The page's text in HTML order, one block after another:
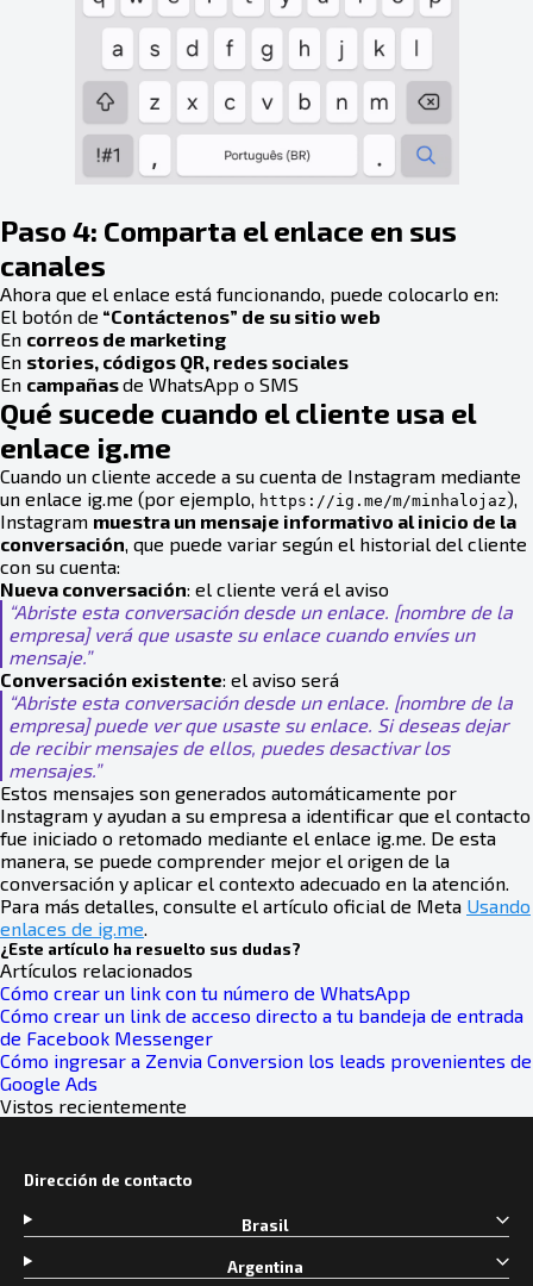
Paso 4: Comparta el enlace en sus
canales
Ahora que el enlace está funcionando, puede colocarlo en:
El botón de “Contáctenos” de su sitio web
En correos de marketing
En stories, códigos QR, redes sociales
En campañasde WhatsApp o SMS
Qué sucede cuando el cliente usa el
enlace ig.me
Cuando un cliente accede a su cuenta de Instagram mediante
un enlace ig.me (por ejemplo,
https://ig.me/m/minhalojaz),
Instagram muestra un mensaje informativo al inicio de la
conversación , que puede variar según el historial del cliente
con su cuenta:
Nueva conversación: el cliente verá el aviso
“Abriste esta conversación desde un enlace. [nombre de la
empresa] verá que usaste su enlace cuando envíes un
mensaje.”
Conversación existente: el aviso será
“Abriste esta conversación desde un enlace. [nombre de la
empresa] puede ver que usaste su enlace. Si deseas dejar
de recibir mensajes de ellos, puedes desactivar los
mensajes.”
Estos mensajes son generados automáticamente por
Instagram y ayudan a su empresa a identificar que el contacto
fue iniciado o retomado mediante el enlace ig.me. De esta
manera, se puede comprender mejor el origen de la
conversación y aplicar el contexto adecuado en la atención.
Para más detalles, consulte el artículo oficial de Meta Usando
enlaces de ig.me
¿Este artículo ha resuelto sus dudas?
Artículos relacionados
Cómo crear un link con tu número de WhatsApp
Cómo crear un link de acceso directo a tu bandeja de entrada
de Facebook Messenger
Cómo ingresar a Zenvia Conversion los leads provenientes de
Google Ads
Vistos recientemente
Dirección de contacto
Brasil
Argentina